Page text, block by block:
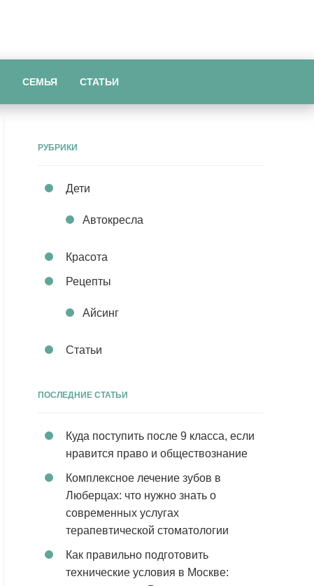
СЕМЬЯ СТАТЬИ
РУБРИКИ
Дети
Автокресла
Красота
Рецепты
Айсинг
Статьи
ПОСЛЕДНИЕ СТАТЬИ
Куда поступить после 9 класса, если
нравится право и обществознание
Комплексное лечение зубов в
Люберцах: что нужно знать о
современных услугах
терапевтической стоматологии
Как правильно подготовить
технические условия в Москве: